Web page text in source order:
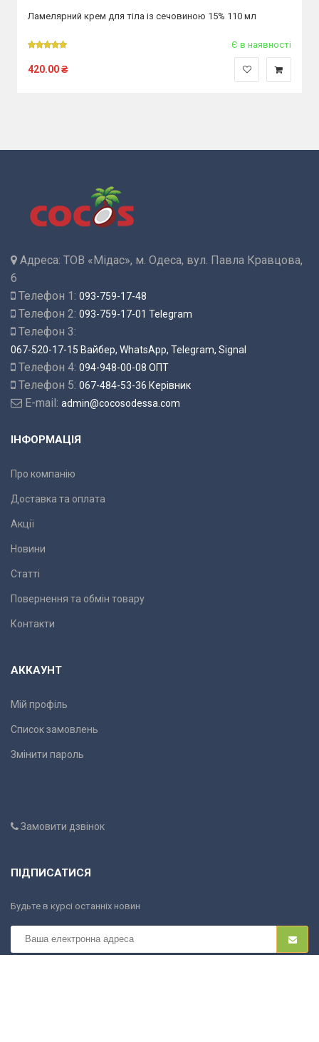
Ламелярний крем для тіла із сечовиною 15% 110 мл
Є в наявності
420.00₴
Адреса: ТОВ «Мідас», м. Одеса, вул. Павла Кравцова,
6
Телефон 1: 093-759-17-48
Телефон 2: 093-759-17-01 Telegram
Телефон 3:
067-520-17-15 Вайбер, WhatsApp, Telegram, Signal
Телефон 4: 094-948-00-08 ОПТ
Телефон 5: 067-484-53-36 Керівник
E-mail: admin@cocosodessa.com
ІНФОРМАЦІЯ
Про компанію
Доставка та оплата
Акції
Новини
Статті
Повернення та обмін товару
Контакти
АККАУНТ
Мій профіль
Список замовлень
Змінити пароль
Замовити дзвінок
ПІДПИСАТИСЯ
Будьте в курсі останніх новин